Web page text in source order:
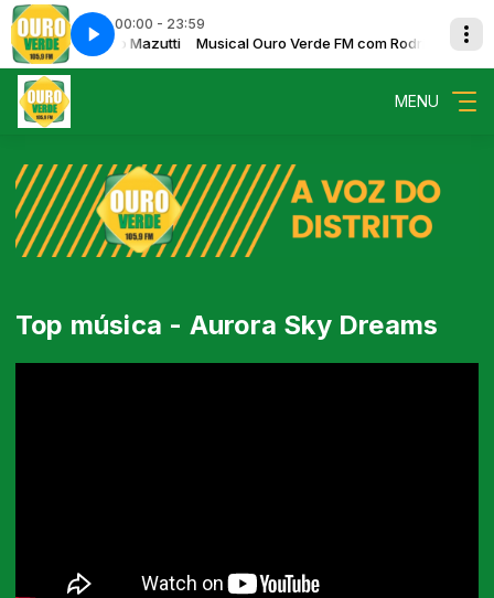
00:00 - 23:59
FM com Rodrigo Mazutti Musical Ouro Verde FM com Rodrigo Mazutti
- 17 Teilz - 17
MENU
Top música - Aurora Sky Dreams